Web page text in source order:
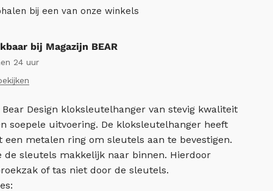
bij een van onze winkels
bij Magazijn BEAR
24 uur
Design kloksleutelhanger van stevig kwaliteit
soepele uitvoering. De kloksleutelhanger heeft
een metalen ring om sleutels aan te bevestigen.
de sleutels makkelijk naar binnen. Hierdoor
of tas niet door de sleutels.